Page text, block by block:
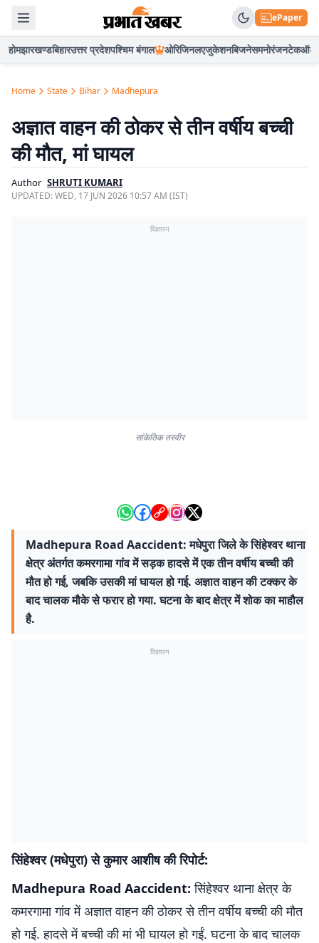
ePaper
होमझारखण्डबिहारउत्तर प्रदेशपश्चिम बंगाल ओरिजिनलएजुकेशनबिजनेसमनोरंजनटेकऑटो
Home State Bihar Madhepura
अज्ञात वाहन की ठोकर से तीन वर्षीय बच्ची
की मौत, मां घायल
Author SHRUTI KUMARI
UPDATED:WED, 17 JUN 2026 10:57 AM (IST)
विज्ञापन
सांकेतिक तस्वीर
Madhepura Road Aaccident: मधेपुरा जिले के सिंहेश्वर थाना
क्षेत्र अंतर्गत कमरगामा गांव में सड़क हादसे में एक तीन वर्षीय बच्ची की
मौत हो गई, जबकि उसकी मां घायल हो गई. अज्ञात वाहन की टक्कर के
बाद चालक मौके से फरार हो गया. घटना के बाद क्षेत्र में शोक का माहौल
है.
विज्ञापन
सिंहेश्वर (मधेपुरा) से कुमार आशीष की रिपोर्ट:
Madhepura Road Aaccident:सिंहेश्वर थाना क्षेत्र के
कमरगामा गांव में अज्ञात वाहन की ठोकर से तीन वर्षीय बच्ची की मौत
हो गई. हादसे में बच्ची की मां भी घायल हो गईं. घटना के बाद चालक